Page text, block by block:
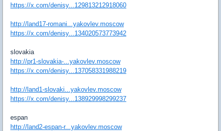
https://x.com/denisy...129813212918060
http://land17-romani...yakovlev.moscow
https://x.com/denisy...134020573773942
slovakia
http://pr1-slovakia-...yakovlev.moscow
https://x.com/denisy...137058331988219
http://land1-slovaki...yakovlev.moscow
https://x.com/denisy...138929998299237
espan
http://land2-espan-r...yakovlev.moscow